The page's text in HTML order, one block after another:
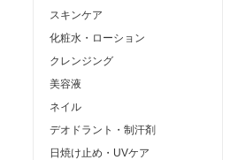
スキンケア
化粧水・ローション
クレンジング
美容液
ネイル
デオドラント・制汗剤
日焼け止め・UVケア